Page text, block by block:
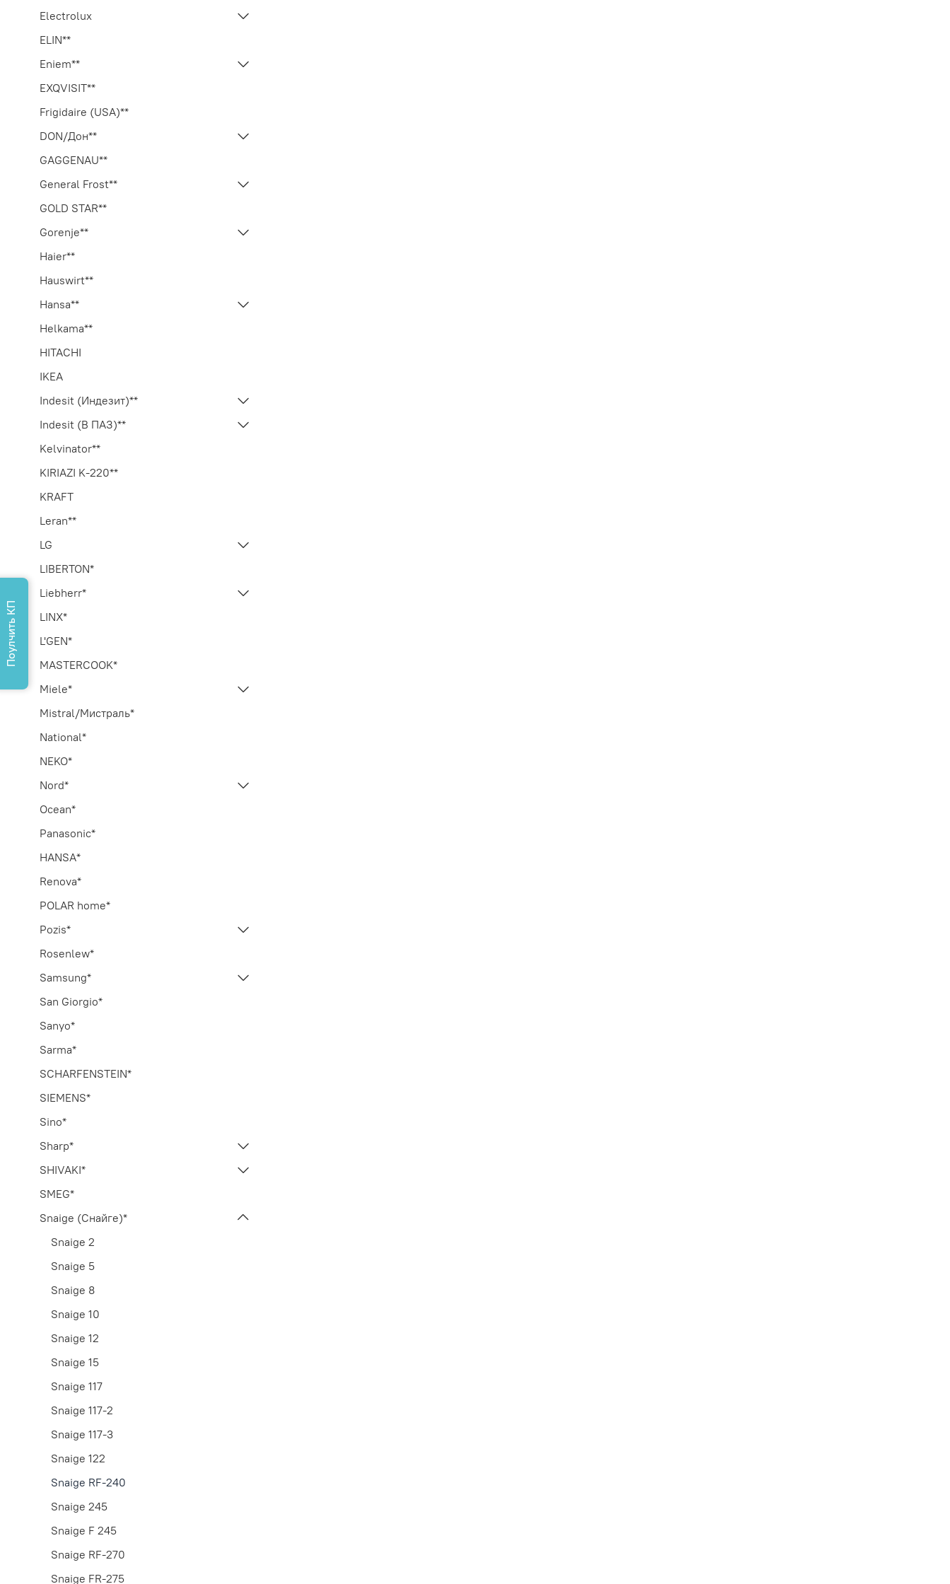
Electrolux
ELIN**
Eniem**
EXQVISIT**
Frigidaire (USA)**
DON/Дон**
GAGGENAU**
General Frost**
GOLD STAR**
Gorenje**
Haier**
Hauswirt**
Hansa**
Helkama**
HITACHI
IKEA
Indesit (Индезит)**
Indesit (В ПАЗ)**
Kelvinator**
KIRIAZI K-220**
KRAFT
Leran**
LG
LIBERTON*
Liebherr*
LINX*
L'GEN*
MASTERCOOK*
Miele*
Mistral/Мистраль*
National*
NEKO*
Nord*
Ocean*
Panasonic*
HANSA*
Renova*
POLAR home*
Pozis*
Rosenlew*
Samsung*
San Giorgio*
Sanyo*
Sarma*
SCHARFENSTEIN*
SIEMENS*
Sino*
Sharp*
SHIVAKI*
SMEG*
Snaige (Снайге)*
Snaige 2
Snaige 5
Snaige 8
Snaige 10
Snaige 12
Snaige 15
Snaige 117
Snaige 117-2
Snaige 117-3
Snaige 122
Snaige RF-240
Snaige 245
Snaige F 245
Snaige RF-270
Snaige FR-275
Поулчить КП